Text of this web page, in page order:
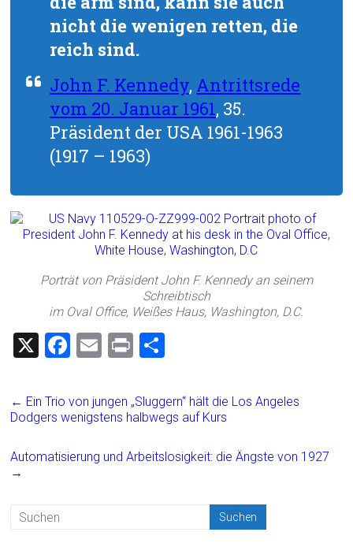
nicht die wenigen retten, die
reich sind.
John F. Kennedy, Antrittsrede
vom 20. Januar 1961, 35.
Präsident der USA 1961-1963
(1917 – 1963)
Porträt von Präsident John F. Kennedy an seinem
Schreibtisch
im Oval Office, Weißes Haus, Washington, D.C.
X
F
ce
b
o
ok
E
ai
l
Pr
t
e
n
← Ein Trio von jungen „Sluggern“ hält die Los Angeles
Dodgers wenigstens halbwegs auf Kurs
Automatisierung und Arbeitslosigkeit: die Ängste von 1927
→